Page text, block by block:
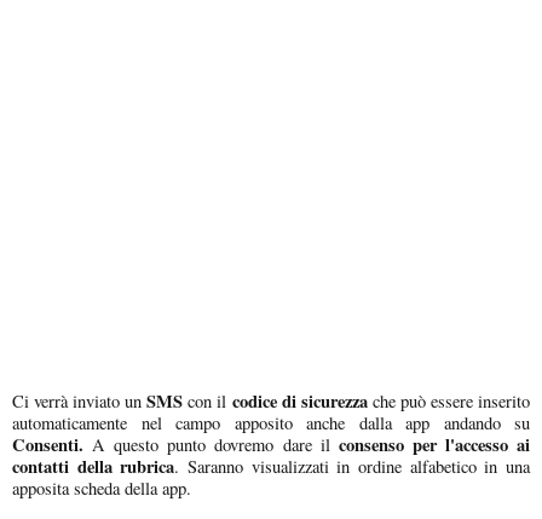
Ci verrà inviato un SMS con il codice di sicurezzache può essere inserito
automaticamente nel campo apposito anche dalla app andando su
Consenti.A questo punto dovremo dare il consenso per l'accesso ai
contatti della rubrica. Saranno visualizzati in ordine alfabetico in una
apposita scheda della app.